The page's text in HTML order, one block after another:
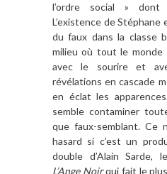
l’ordre social »
L’existence de
du faux dans la classe
milieu où tout le monde
avec le sourire et
révélations en cascade
en éclat les
semble contaminer
que faux-semblant. Ce
hasard si c’est un
double d’Alain Sarde,
L’Ange Noirqui fait le plus